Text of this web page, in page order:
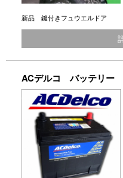
新品 鍵付きフュウエルドア
ACデルコ バッテリ